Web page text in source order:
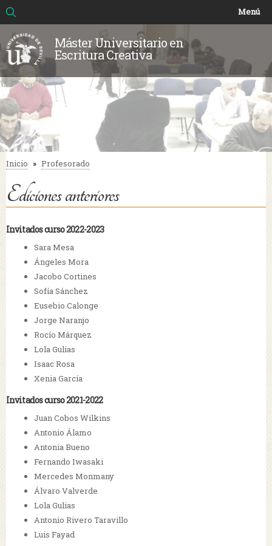
Menú
Máster Universitario en
Escritura Creativa
Formulario de búsqueda
Buscar
Se encuentra usted aquí
Inicio » Profesorado
Ediciones anteriores
Invitados curso 2022-2023
Sara Mesa
Ángeles Mora
Jacobo Cortines
Sofía Sánchez
Eusebio Calonge
Jorge Naranjo
Rocío Márquez
Lola Gulias
Isaac Rosa
Xenia García
Invitados curso 2021-2022
Juan Cobos Wilkins
Antonio Álamo
Antonia Bueno
Fernando Iwasaki
Mercedes Monmany
Álvaro Valverde
Lola Gulias
Antonio Rivero Taravillo
Luis Fayad